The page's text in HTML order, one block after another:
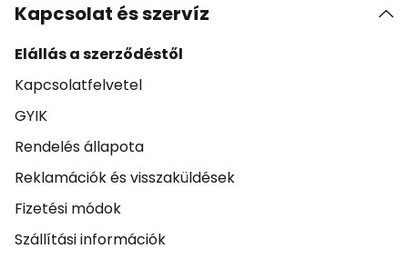
Kapcsolat és szervíz
Elállás a szerződéstől
Kapcsolatfelvetel
GYIK
Rendelés állapota
Reklamációk és visszaküldések
Fizetési módok
Szállítási információk